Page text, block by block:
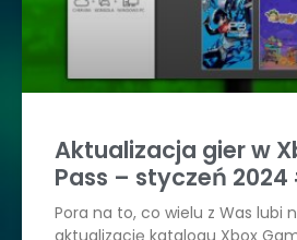
Aktualizacja gier w
Pass – styczeń
Pora na to, co wielu z Was lubi